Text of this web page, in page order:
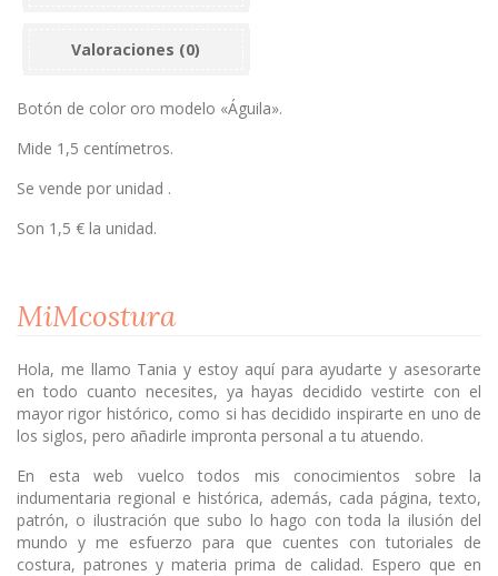
Valoraciones (0)
Botón de color oro modelo «Águila».
Mide 1,5 centímetros.
Se vende por unidad .
Son 1,5 € la unidad.
MiMcostura
Hola, me llamo Tania y estoy aquí para ayudarte y asesorarte
en todo cuanto necesites, ya hayas decidido vestirte con el
mayor rigor histórico, como si has decidido inspirarte en uno de
los siglos, pero añadirle impronta personal a tu atuendo.
En esta web vuelco todos mis conocimientos sobre la
indumentaria regional e histórica, además, cada página, texto,
patrón, o ilustración que subo lo hago con toda la ilusión del
mundo y me esfuerzo para que cuentes con tutoriales de
costura, patrones y materia prima de calidad. Espero que en